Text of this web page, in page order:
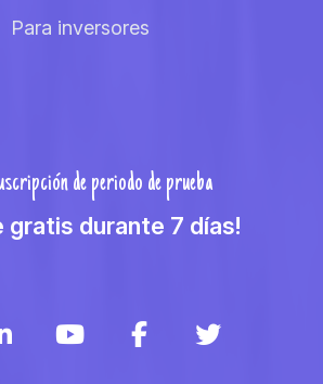
Para inversores
de periodo de prueba
gratis durante 7 días!